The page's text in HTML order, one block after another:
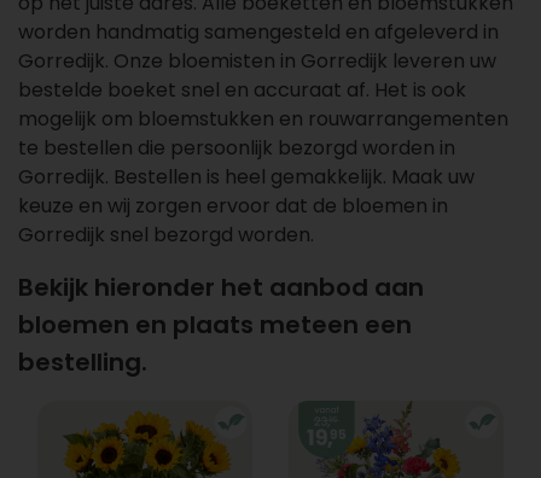
worden handmatig samengesteld en afgeleverd in
Gorredijk. Onze bloemisten in Gorredijk leveren uw
bestelde boeket snel en accuraat af. Het is ook
mogelijk om bloemstukken en rouwarrangementen
te bestellen die persoonlijk bezorgd worden in
Gorredijk. Bestellen is heel gemakkelijk. Maak uw
keuze en wij zorgen ervoor dat de bloemen in
Gorredijk snel bezorgd worden.
Bekijk hieronder het aanbod aan
bloemen en plaats meteen een
bestelling.